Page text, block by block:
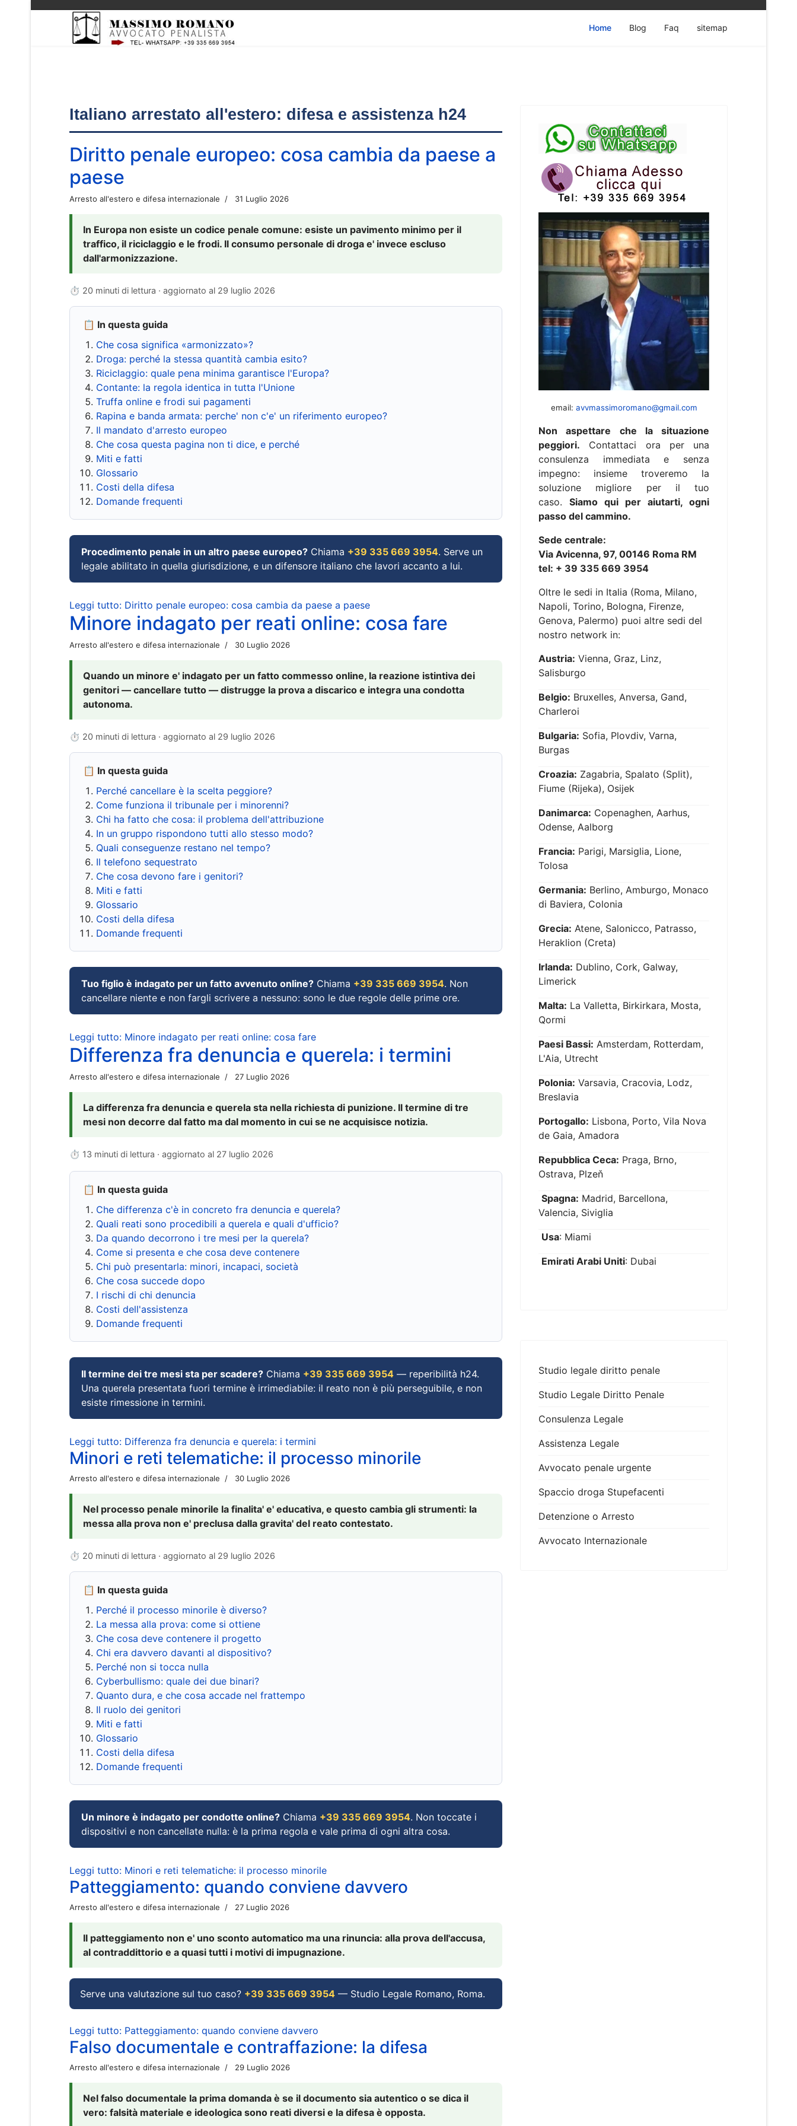
Home Blog Faq sitemap
Italiano arrestato all'estero: difesa e assistenza h24
Diritto penale europeo: cosa cambia da paese a
paese
Arresto all'estero e difesa internazionale 31 Luglio 2026
In Europa non esiste un codice penale comune: esiste un pavimento minimo per il
traffico, il riciclaggio e le frodi. Il consumo personale di droga e' invece escluso
dall'armonizzazione.
⏱ 20 minuti di lettura · aggiornato al 29 luglio 2026
📋 In questa guida
Che cosa significa «armonizzato»?
Droga: perché la stessa quantità cambia esito?
Riciclaggio: quale pena minima garantisce l'Europa?
Contante: la regola identica in tutta l'Unione
Truffa online e frodi sui pagamenti
Rapina e banda armata: perche' non c'e' un riferimento europeo?
Il mandato d'arresto europeo
Che cosa questa pagina non ti dice, e perché
Miti e fatti
Glossario
Costi della difesa
Domande frequenti
Procedimento penale in un altro paese europeo? Chiama +39 335 669 3954. Serve un
legale abilitato in quella giurisdizione, e un difensore italiano che lavori accanto a lui.
Leggi tutto: Diritto penale europeo: cosa cambia da paese a paese
Minore indagato per reati online: cosa fare
Arresto all'estero e difesa internazionale 30 Luglio 2026
Quando un minore e' indagato per un fatto commesso online, la reazione istintiva dei
genitori — cancellare tutto — distrugge la prova a discarico e integra una condotta
autonoma.
⏱ 20 minuti di lettura · aggiornato al 29 luglio 2026
📋 In questa guida
Perché cancellare è la scelta peggiore?
Come funziona il tribunale per i minorenni?
Chi ha fatto che cosa: il problema dell'attribuzione
In un gruppo rispondono tutti allo stesso modo?
Quali conseguenze restano nel tempo?
Il telefono sequestrato
Che cosa devono fare i genitori?
Miti e fatti
Glossario
Costi della difesa
Domande frequenti
Tuo figlio è indagato per un fatto avvenuto online? Chiama +39 335 669 3954. Non
cancellare niente e non fargli scrivere a nessuno: sono le due regole delle prime ore.
Leggi tutto: Minore indagato per reati online: cosa fare
Differenza fra denuncia e querela: i termini
Arresto all'estero e difesa internazionale 27 Luglio 2026
La differenza fra denuncia e querela sta nella richiesta di punizione. Il termine di tre
mesi non decorre dal fatto ma dal momento in cui se ne acquisisce notizia.
⏱ 13 minuti di lettura · aggiornato al 27 luglio 2026
📋 In questa guida
Che differenza c'è in concreto fra denuncia e querela?
Quali reati sono procedibili a querela e quali d'ufficio?
Da quando decorrono i tre mesi per la querela?
Come si presenta e che cosa deve contenere
Chi può presentarla: minori, incapaci, società
Che cosa succede dopo
I rischi di chi denuncia
Costi dell'assistenza
Domande frequenti
Il termine dei tre mesi sta per scadere? Chiama +39 335 669 3954 — reperibilità h24.
Una querela presentata fuori termine è irrimediabile: il reato non è più perseguibile, e non
esiste rimessione in termini.
Leggi tutto: Differenza fra denuncia e querela: i termini
Minori e reti telematiche: il processo minorile
Arresto all'estero e difesa internazionale 30 Luglio 2026
Nel processo penale minorile la finalita' e' educativa, e questo cambia gli strumenti: la
messa alla prova non e' preclusa dalla gravita' del reato contestato.
⏱ 20 minuti di lettura · aggiornato al 29 luglio 2026
📋 In questa guida
Perché il processo minorile è diverso?
La messa alla prova: come si ottiene
Che cosa deve contenere il progetto
Chi era davvero davanti al dispositivo?
Perché non si tocca nulla
Cyberbullismo: quale dei due binari?
Quanto dura, e che cosa accade nel frattempo
Il ruolo dei genitori
Miti e fatti
Glossario
Costi della difesa
Domande frequenti
Un minore è indagato per condotte online? Chiama +39 335 669 3954. Non toccate i
dispositivi e non cancellate nulla: è la prima regola e vale prima di ogni altra cosa.
Leggi tutto: Minori e reti telematiche: il processo minorile
Patteggiamento: quando conviene davvero
Arresto all'estero e difesa internazionale 27 Luglio 2026
Il patteggiamento non e' uno sconto automatico ma una rinuncia: alla prova dell'accusa,
al contraddittorio e a quasi tutti i motivi di impugnazione.
Serve una valutazione sul tuo caso? +39 335 669 3954 — Studio Legale Romano, Roma.
Leggi tutto: Patteggiamento: quando conviene davvero
Falso documentale e contraffazione: la difesa
Arresto all'estero e difesa internazionale 29 Luglio 2026
Nel falso documentale la prima domanda è se il documento sia autentico o se dica il
vero: falsità materiale e ideologica sono reati diversi e la difesa è opposta.
email: avvmassimoromano@gmail.com
Non aspettare che la situazione
peggiori. Contattaci ora per una
consulenza immediata e senza
impegno: insieme troveremo la
soluzione migliore per il tuo
caso. Siamo qui per aiutarti, ogni
passo del cammino.
Sede centrale:
Via Avicenna, 97, 00146 Roma RM
tel: + 39 335 669 3954
Oltre le sedi in Italia (Roma, Milano,
Napoli, Torino, Bologna, Firenze,
Genova, Palermo) puoi altre sedi del
nostro network in:
Austria: Vienna, Graz, Linz,
Salisburgo
Belgio: Bruxelles, Anversa, Gand,
Charleroi
Bulgaria: Sofia, Plovdiv, Varna,
Burgas
Croazia: Zagabria, Spalato (Split),
Fiume (Rijeka), Osijek
Danimarca: Copenaghen, Aarhus,
Odense, Aalborg
Francia: Parigi, Marsiglia, Lione,
Tolosa
Germania: Berlino, Amburgo, Monaco
di Baviera, Colonia
Grecia: Atene, Salonicco, Patrasso,
Heraklion (Creta)
Irlanda: Dublino, Cork, Galway,
Limerick
Malta: La Valletta, Birkirkara, Mosta,
Qormi
Paesi Bassi: Amsterdam, Rotterdam,
L'Aia, Utrecht
Polonia: Varsavia, Cracovia, Lodz,
Breslavia
Portogallo: Lisbona, Porto, Vila Nova
de Gaia, Amadora
Repubblica Ceca: Praga, Brno,
Ostrava, Plzeň
Spagna: Madrid, Barcellona,
Valencia, Siviglia
Usa: Miami
Emirati Arabi Uniti: Dubai
Studio legale diritto penale
Studio Legale Diritto Penale
Consulenza Legale
Assistenza Legale
Avvocato penale urgente
Spaccio droga Stupefacenti
Detenzione o Arresto
Avvocato Internazionale